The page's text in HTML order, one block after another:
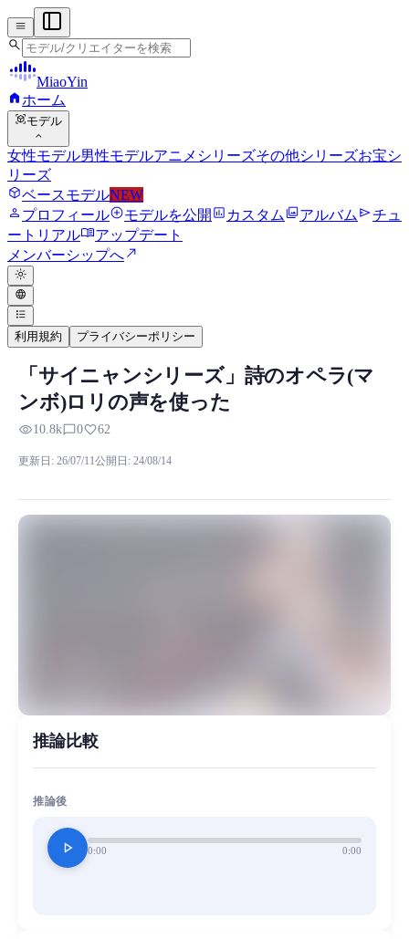
menu
search
MiaoYin
home ホーム
view_in_arモデル
expand_more
女性モデル男性モデルアニメシリーズその他シリーズお宝シ
リーズ
deployed_codeベースモデルNEW
person プロフィールadd_circleモデルを公開 assessment カスタムphoto_libraryアルバム sendチュ
ートリアルmenu_bookアップデート
メンバーシップへnorth_east
light_mode
language
format_list_bulleted
利用規約 プライバシーポリシー
RVCボイスモデル
RVCボイスモデルの試聴、モデル詳細、ダウンロード情報
中国語と日本語の両方で新しい詩劇(マンボ)モデルを支持し
rvc, ダウンロード, 無料, 詩、歌、演劇の作曲も待っています
「サイニャンシリーズ」詩のオペラ(マ
ンボ)ロリの声を使った
visibility10.8kchat_bubble_outline0favorite62
更新日 : 26/07/11公開日 : 24/08/14
推論比較
推論後
play_arrow 0:00 0:00